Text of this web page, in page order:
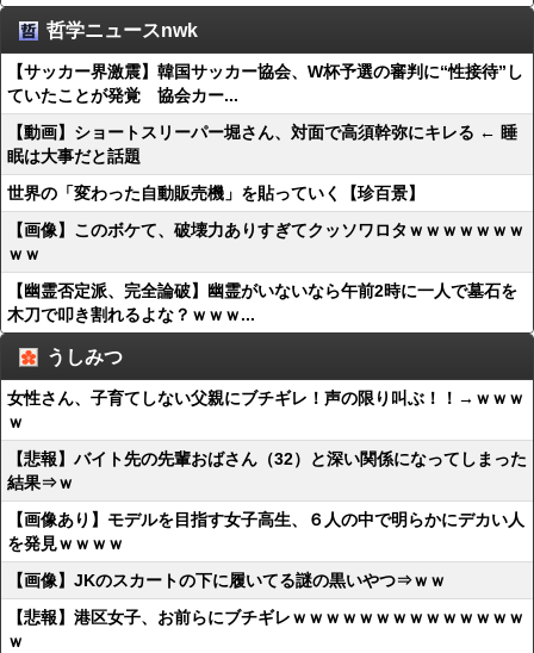
哲学ニュースnwk
【サッカー界激震】韓国サッカー協会、W杯予選の審判に“性接待”し
ていたことが発覚 協会カー...
【動画】ショートスリーパー堀さん、対面で高須幹弥にキレる ← 睡
眠は大事だと話題
世界の「変わった自動販売機」を貼っていく【珍百景】
【画像】このボケて、破壊力ありすぎてクッソワロタｗｗｗｗｗｗｗ
ｗｗ
【幽霊否定派、完全論破】幽霊がいないなら午前2時に一人で墓石を
木刀で叩き割れるよな？ｗｗｗ...
うしみつ
女性さん、子育てしない父親にブチギレ！声の限り叫ぶ！！→ｗｗｗ
ｗ
【悲報】バイト先の先輩おばさん（32）と深い関係になってしまった
結果⇒ｗ
【画像あり】モデルを目指す女子高生、６人の中で明らかにデカい人
を発見ｗｗｗｗ
【画像】JKのスカートの下に履いてる謎の黒いやつ⇒ｗｗ
【悲報】港区女子、お前らにブチギレｗｗｗｗｗｗｗｗｗｗｗｗｗｗ
ｗ